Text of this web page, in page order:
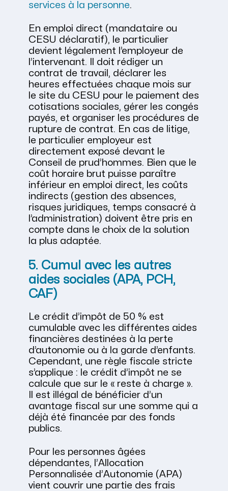
services à la personne.
En emploi direct (mandataire ou
CESU déclaratif), le particulier
devient légalement l’employeur de
l’intervenant. Il doit rédiger un
contrat de travail, déclarer les
heures effectuées chaque mois sur
le site du CESU pour le paiement des
cotisations sociales, gérer les congés
payés, et organiser les procédures de
rupture de contrat. En cas de litige,
le particulier employeur est
directement exposé devant le
Conseil de prud’hommes. Bien que le
coût horaire brut puisse paraître
inférieur en emploi direct, les coûts
indirects (gestion des absences,
risques juridiques, temps consacré à
l’administration) doivent être pris en
compte dans le choix de la solution
la plus adaptée.
5. Cumul avec les autres
aides sociales (APA, PCH,
CAF)
Le crédit d’impôt de 50 % est
cumulable avec les différentes aides
financières destinées à la perte
d’autonomie ou à la garde d’enfants.
Cependant, une règle fiscale stricte
s’applique : le crédit d’impôt ne se
calcule que sur le « reste à charge ».
Il est illégal de bénéficier d’un
avantage fiscal sur une somme qui a
déjà été financée par des fonds
publics.
Pour les personnes âgées
dépendantes, l’Allocation
Personnalisée d’Autonomie (APA)
vient couvrir une partie des frais